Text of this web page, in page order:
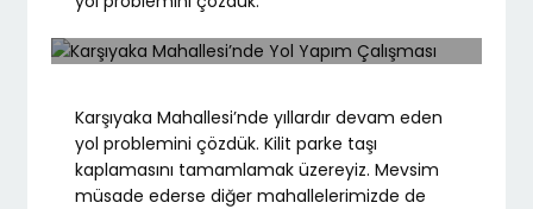
Karşıyaka Mahallesi’nde yıllardır devam eden
yol problemini çözdük. Kilit parke taşı
kaplamasını tamamlamak üzereyiz. Mevsim
müsade ederse diğer mahallelerimizde de